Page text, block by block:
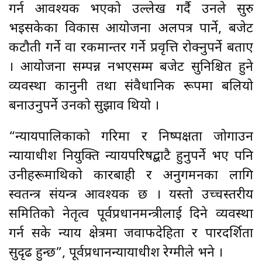
गर्न आवश्यक भएको उल्लेख गर्दै उनले सुरु
भइसकेका विकास आयोजना अलपत्र पार्ने, बजेट
कटौती गर्ने वा रकमान्तर गर्ने प्रवृत्ति रोक्नुपर्ने बताए
। आयोजना सम्पन्न नभएसम्म बजेट सुनिश्चित हुने
व्यवस्था कानुनी तथा संवैधानिक रूपमा बलियो
बनाउनुपर्ने उनको सुझाव थियो ।
“न्यायपालिकाको गरिमा र निष्पक्षता जोगाउन
न्यायाधीश नियुक्ति न्यायपरिषद्बाटै हुनुपर्ने भए पनि
उनीहरूमाथिको कारबाही र अनुगमनका लागि
स्वतन्त्र संयन्त्र आवश्यक छ । यस्तो उच्चस्तरीय
समितिको नेतृत्व पूर्वप्रधानमन्त्रीलाई दिने व्यवस्था
गर्न सके न्याय क्षेत्रमा जवाफदेहिता र पारदर्शिता
सुदृढ हुन्छ”, पूर्वप्रधानन्यायाधीश रेग्मीले भने ।